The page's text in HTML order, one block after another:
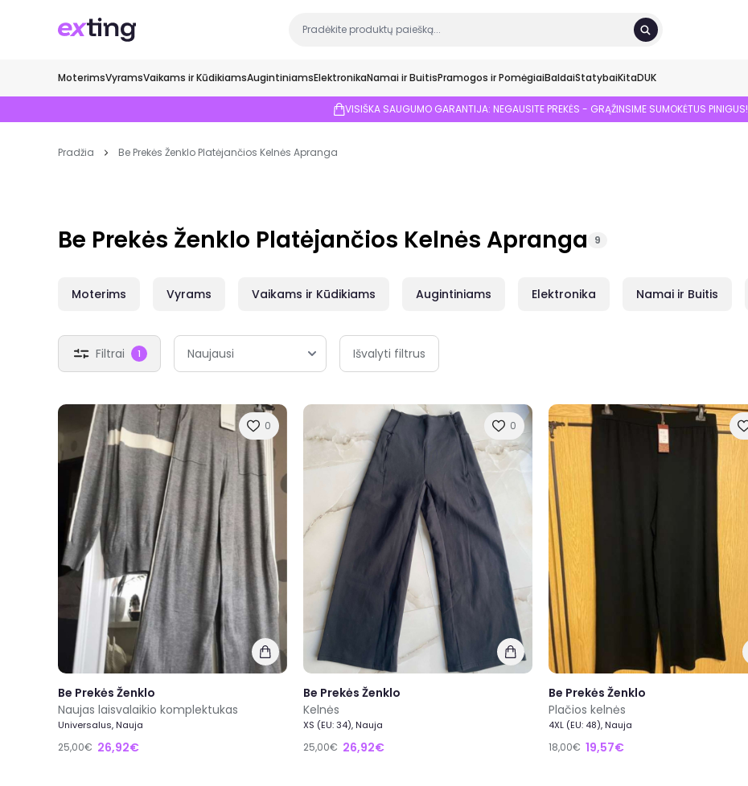
MoterimsVyramsVaikams ir KūdikiamsAugintiniamsElektronikaNamai ir BuitisPramogos ir PomėgiaiBaldaiStatybaiKitaDUK
VISIŠKA SAUGUMO GARANTIJA: NEGAUSITE PREKĖS - GRĄŽINSIME SUMOKĖTUS PINIGUS!
Pradžia Be Prekės Ženklo Platėjančios Kelnės Apranga
Be Prekės Ženklo Platėjančios Kelnės Apranga 9
Moterims Vyrams Vaikams ir Kūdikiams Augintiniams Elektronika Namai ir Buitis
Filtrai 1 Išvalyti filtrus
0
Be Prekės Ženklo
Naujas laisvalaikio komplektukas
Universalus, Nauja
25,00€ 26,92€
0
Be Prekės Ženklo
Kelnės
XS (EU: 34), Nauja
25,00€ 26,92€
Be Prekės Ženklo
Plačios kelnės
4XL (EU: 48), Nauja
18,00€ 19,57€